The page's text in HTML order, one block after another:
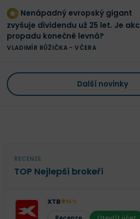
Nenápadný evropský gigant
zvyšuje dividendu už 25 let. Je
propadu konečně levná?
VLADIMÍR RŮŽIČKA -VČERA
Další novinky
RECENZE
TOP Nejlepší brokeři
XTB 94 %